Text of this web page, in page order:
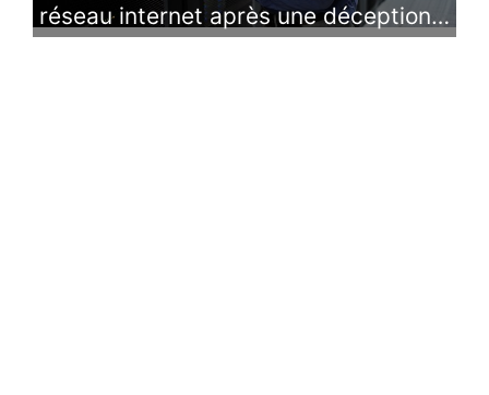
réseau internet après une déception…